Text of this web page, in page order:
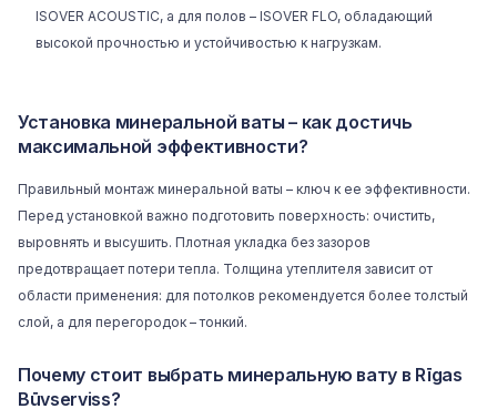
ISOVER ACOUSTIC, а для полов – ISOVER FLO, обладающий
высокой прочностью и устойчивостью к нагрузкам.
Установка минеральной ваты – как достичь
максимальной эффективности?
Правильный монтаж минеральной ваты – ключ к ее эффективности.
Перед установкой важно подготовить поверхность: очистить,
выровнять и высушить. Плотная укладка без зазоров
предотвращает потери тепла. Толщина утеплителя зависит от
области применения: для потолков рекомендуется более толстый
слой, а для перегородок – тонкий.
Почему стоит выбрать минеральную вату в Rīgas
Būvserviss?